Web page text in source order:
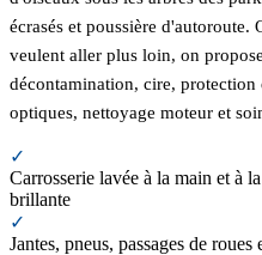
écrasés et poussière
veulent aller plus loin, on
décontamination, cire,
optiques, nettoyage moteur et
✓
Carrosserie lavée à la main et à
brillante
✓
Jantes, pneus, passages de roues